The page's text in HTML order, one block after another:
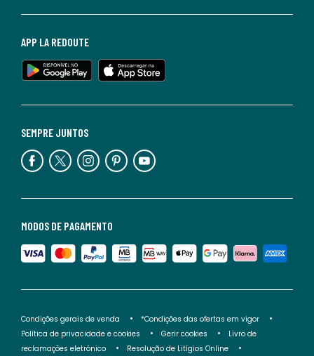
MODOS DE PAGAMENTO
SEMPRE JUNTOS
APP LA REDOUTE
Condições gerais de venda
*Condições das ofertas em vigor
Política de privacidade e cookies
Gerir cookies
Livro de
reclamações eletrónico
Resolução de Litígios Online